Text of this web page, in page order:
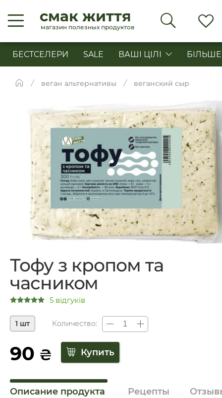
смак життя
магазин полезных продуктов
БЕСТСЕЛЕРИ SALE ВАШІ ЦІЛІ БІЛЬШЕ
веган альтернативы веганский сыр
Тофу з кропом та
часником
5 відгуків
1 шт Количество:
90 ₴
Описание продукта Рецепты